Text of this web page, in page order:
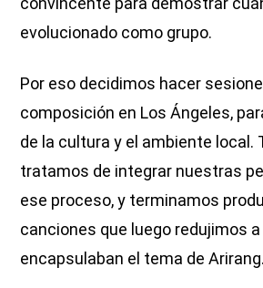
evolucionado como grupo.
Por eso decidimos hacer
composición en Los Ángeles,
de la cultura y el ambiente local.
tratamos de integrar nuestras
ese proceso, y terminamos
canciones que luego redujimos
encapsulaban el tema de Arirang.